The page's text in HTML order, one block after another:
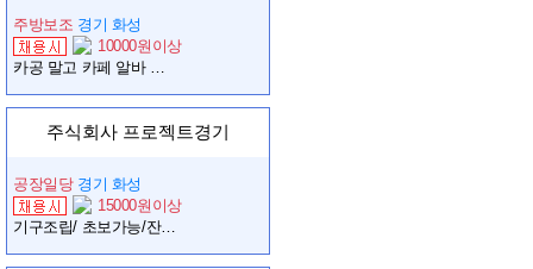
주방보조 경기 화성
10000원이상
카공 말고 카페 알바 어때? #감성베이커리카페#베이커리보조#근무환경 굿!
주식회사 프로젝트경기
공장일당 경기 화성
15000원이상
기구조립/ 초보가능/잔업특근많음